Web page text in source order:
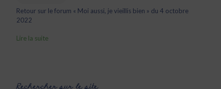
Retour sur le forum « Moi aussi, je vieillis bien » du 4 octobre
2022
Lire la suite
Rechercher sur le site